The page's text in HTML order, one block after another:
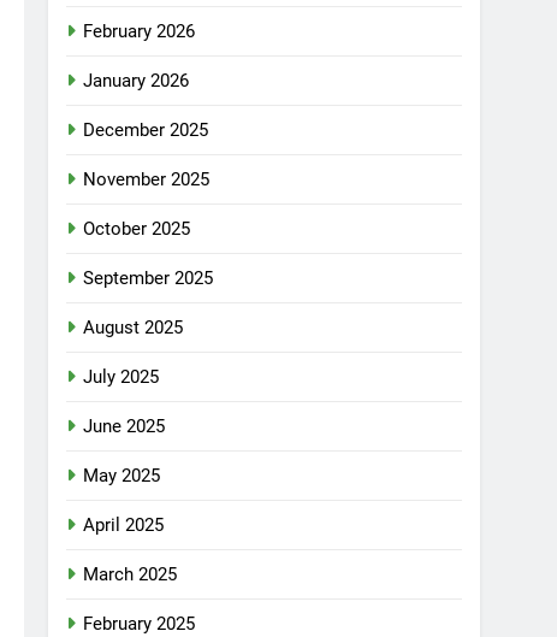
February 2026
January 2026
December 2025
November 2025
October 2025
September 2025
August 2025
July 2025
June 2025
May 2025
April 2025
March 2025
February 2025